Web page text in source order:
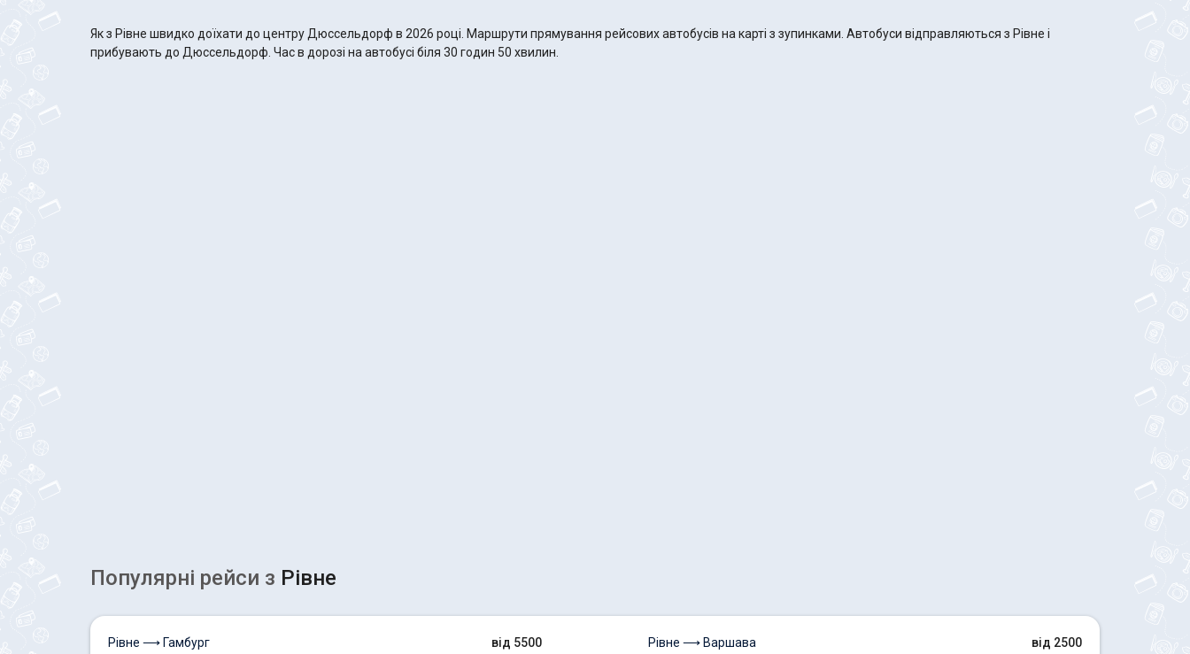
Як з Рівне швидко доїхати до центру Дюссельдорф в 2026 році. Маршрути прямування рейсових автобусів на карті з зупинками. Автобуси відправляються з Рівне і
прибувають до Дюссельдорф. Час в дорозі на автобусі біля 30 годин 50 хвилин.
Популярні рейcи з Рівне
Рівне ⟶ Гамбург від 5500 Рівне ⟶ Варшава від 2500